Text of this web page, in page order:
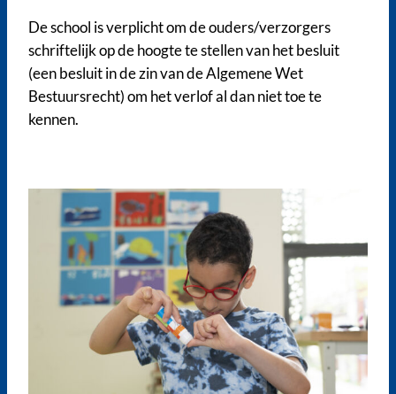
De school is verplicht om de ouders/verzorgers
schriftelijk op de hoogte te stellen van het besluit
(een besluit in de zin van de Algemene Wet
Bestuursrecht) om het verlof al dan niet toe te
kennen.